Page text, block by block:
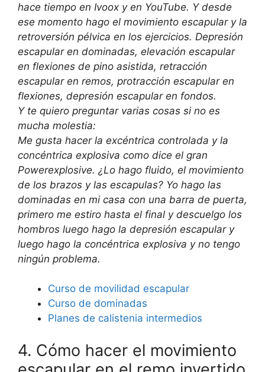
hace tiempo en Ivoox y en YouTube. Y desde
ese momento hago el movimiento escapular y la
retroversión pélvica en los ejercicios. Depresión
escapular en dominadas, elevación escapular
en flexiones de pino asistida, retracción
escapular en remos, protracción escapular en
flexiones, depresión escapular en fondos.
Y te quiero preguntar varias cosas si no es
mucha molestia:
Me gusta hacer la excéntrica controlada y la
concéntrica explosiva como dice el gran
Powerexplosive. ¿Lo hago fluido, el movimiento
de los brazos y las escapulas? Yo hago las
dominadas en mi casa con una barra de puerta,
primero me estiro hasta el final y descuelgo los
hombros luego hago la depresión escapular y
luego hago la concéntrica explosiva y no tengo
ningún problema.
Curso de movilidad escapular
Curso de dominadas
Planes de calistenia intermedios
4. Cómo hacer el movimiento